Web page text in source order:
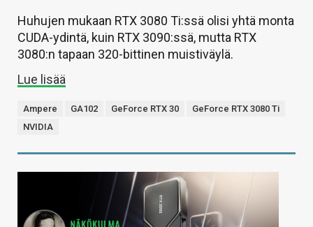
Huhujen mukaan RTX 3080 Ti:ssä olisi yhtä monta
CUDA-ydintä, kuin RTX 3090:ssä, mutta RTX
3080:n tapaan 320-bittinen muistiväylä.
Lue lisää
Ampere GA102 GeForce RTX 30
GeForce RTX 3080 Ti
NVIDIA